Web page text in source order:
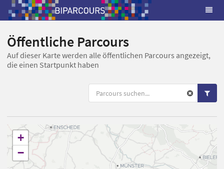
Öffentliche Parcours
Auf dieser Karte werden alle öffentlichen Parcours angezeigt,
die einen Startpunkt haben
+
−